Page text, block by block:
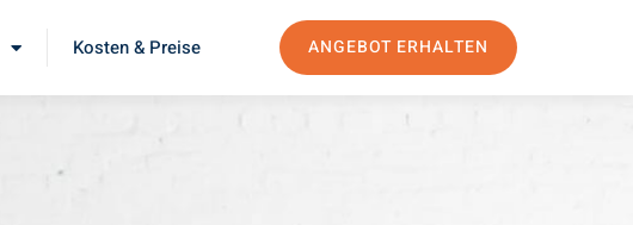
Kosten & Preise ANGEBOT ERHALTEN